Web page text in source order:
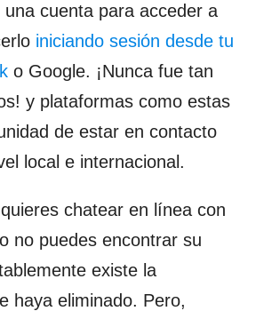
cuenta para acceder a
iniciando sesión desde tu
o Google. ¡Nunca fue tan
y plataformas como estas
de estar en contacto
local e internacional.
chatear en línea con
no puedes encontrar su
existe la
haya eliminado. Pero,